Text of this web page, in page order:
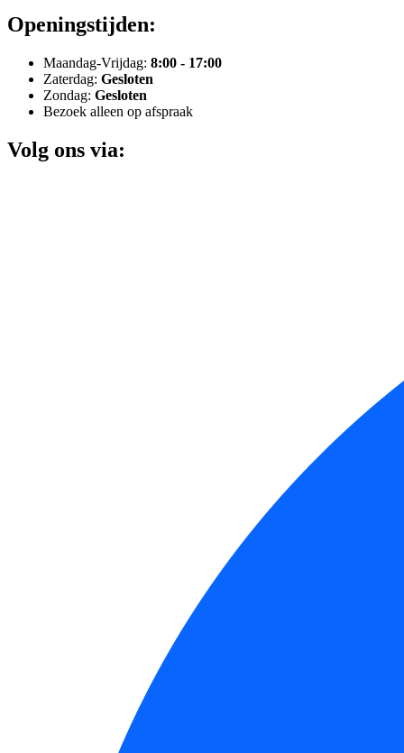
Openingstijden:
Maandag-Vrijdag: 8:00 - 17:00
Zaterdag: Gesloten
Zondag: Gesloten
Bezoek alleen op afspraak
Volg ons via: